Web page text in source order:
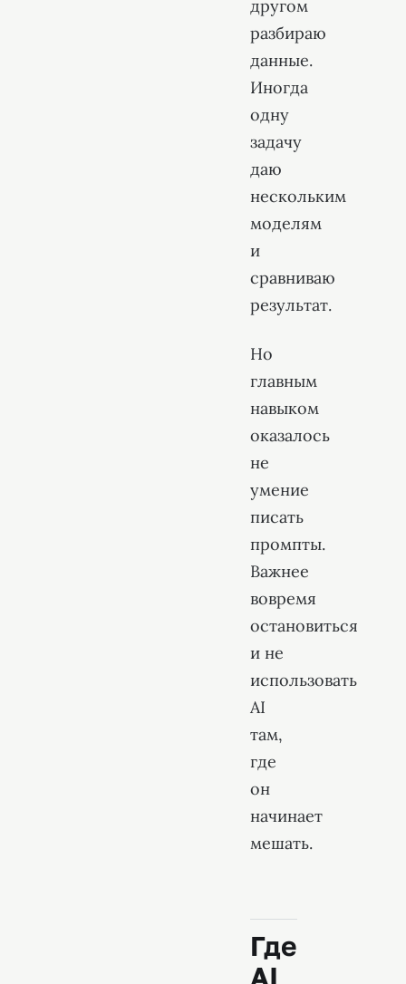
другом
разбираю
данные.
Иногда
одну
задачу
даю
нескольким
моделям
и
сравниваю
результат.
Но
главным
навыком
оказалось
не
умение
писать
промпты.
Важнее
вовремя
остановиться
и не
использовать
AI
там,
где
он
начинает
мешать.
Где
AI